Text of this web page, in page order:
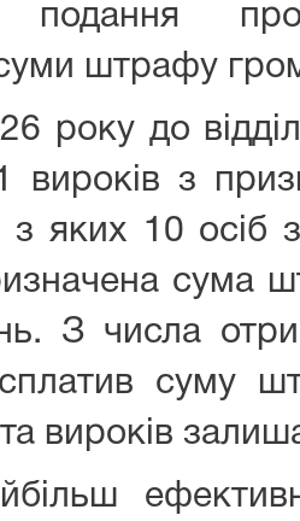
подання
штрафу
року до
вироків з
з яких 10 осіб
сума
З числа
суму
вироків